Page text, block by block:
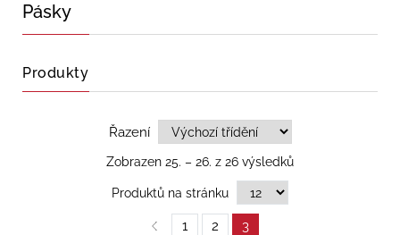
Pásky
Produkty
Řazení
Zobrazen 25. – 26. z 26 výsledků
Produktů na stránku
1 2 3